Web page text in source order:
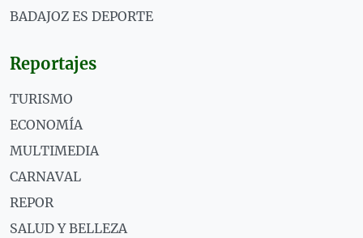
BADAJOZ ES DEPORTE
Reportajes
TURISMO
ECONOMÍA
MULTIMEDIA
CARNAVAL
REPOR
SALUD Y BELLEZA